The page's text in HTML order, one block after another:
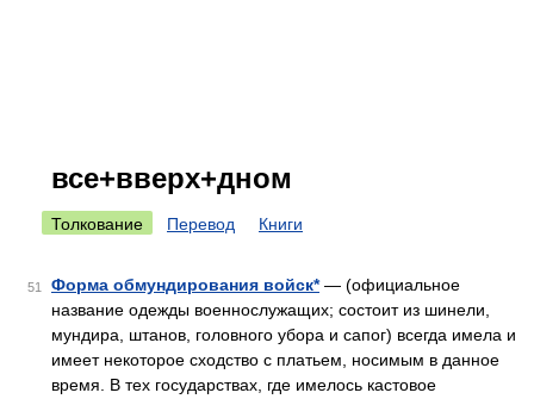
все+вверх+дном
Толкование Перевод Книги
51 Форма обмундирования войск*— (официальное
название одежды военнослужащих; состоит из шинели,
мундира, штанов, головного убора и сапог) всегда имела и
имеет некоторое сходство с платьем, носимым в данное
время. В тех государствах, где имелось кастовое